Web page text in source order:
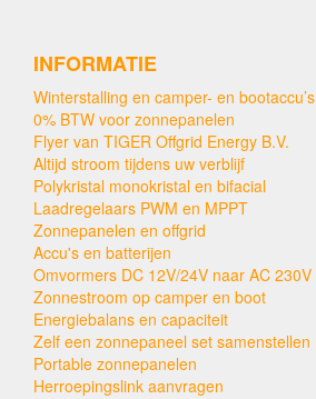
INFORMATIE
Winterstalling en camper- en bootaccu’s
0% BTW voor zonnepanelen
Flyer van TIGER Offgrid Energy B.V.
Altijd stroom tijdens uw verblijf
Polykristal monokristal en bifacial
Laadregelaars PWM en MPPT
Zonnepanelen en offgrid
Accu's en batterijen
Omvormers DC 12V/24V naar AC 230V
Zonnestroom op camper en boot
Energiebalans en capaciteit
Zelf een zonnepaneel set samenstellen
Portable zonnepanelen
Herroepingslink aanvragen